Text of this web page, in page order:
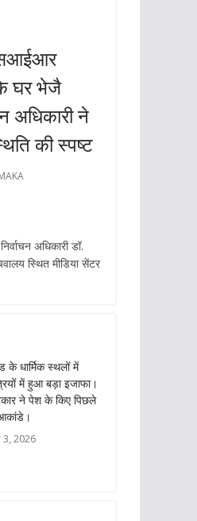
घर भेजै
अधिकारी ने
की स्पष्ट
अधिकारी डॉ.
के धार्मिक स्थलों में
में हुआ बड़ा इजाफा।
ने पेश के किए पिछले